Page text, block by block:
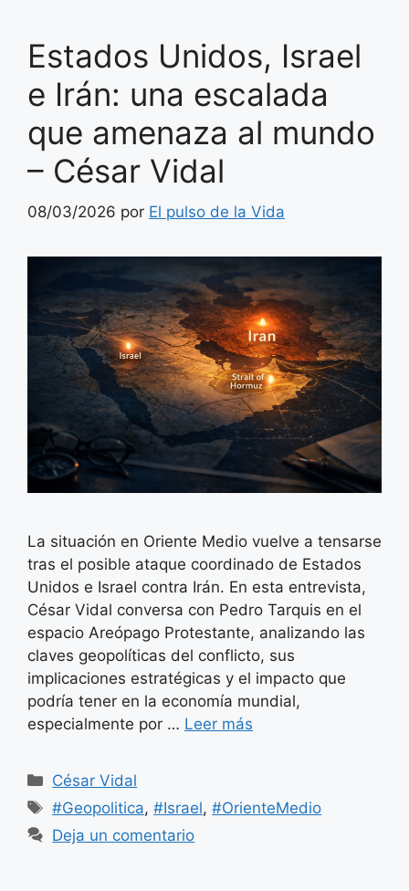
Estados Unidos, Israel
e Irán: una escalada
que amenaza al mundo
– César Vidal
08/03/2026 por El pulso de la Vida
La situación en Oriente Medio vuelve a tensarse
tras el posible ataque coordinado de Estados
Unidos e Israel contra Irán. En esta entrevista,
César Vidal conversa con Pedro Tarquis en el
espacio Areópago Protestante, analizando las
claves geopolíticas del conflicto, sus
implicaciones estratégicas y el impacto que
podría tener en la economía mundial,
especialmente por … Leer más
Categorías
César Vidal
Etiquetas
#Geopolitica,#Israel,#OrienteMedio
Deja un comentario